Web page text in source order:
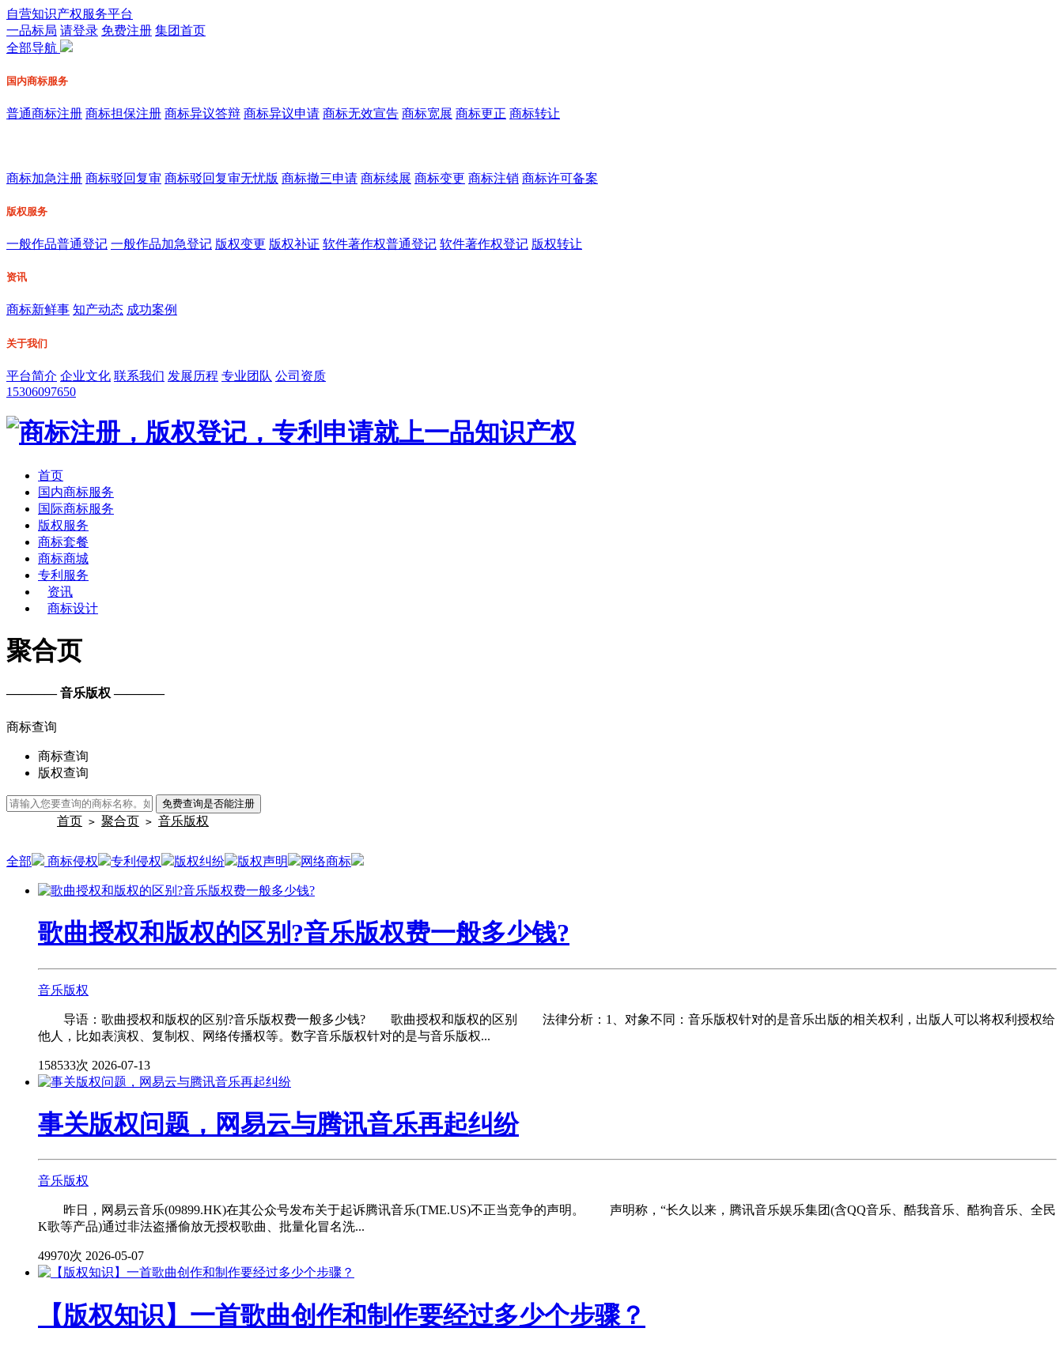
自营知识产权服务平台
一品标局 请登录 免费注册 集团首页
全部导航
国内商标服务
普通商标注册 商标担保注册 商标异议答辩 商标异议申请 商标无效宣告 商标宽展 商标更正 商标转让
商标加急注册 商标驳回复审 商标驳回复审无忧版 商标撤三申请 商标续展 商标变更 商标注销 商标许可备案
版权服务
一般作品普通登记 一般作品加急登记 版权变更 版权补证 软件著作权普通登记 软件著作权登记 版权转让
资讯
商标新鲜事 知产动态 成功案例
关于我们
平台简介 企业文化 联系我们 发展历程 专业团队 公司资质
15306097650
首页
国内商标服务
国际商标服务
版权服务
商标套餐
商标商城
专利服务
资讯
商标设计
聚合页
———— 音乐版权 ————
商标查询
商标查询
版权查询
免费查询是否能注册
首页 > 聚合页 > 音乐版权
全部 商标侵权 专利侵权 版权纠纷 版权声明 网络商标
歌曲授权和版权的区别?音乐版权费一般多少钱?
音乐版权
导语：歌曲授权和版权的区别?音乐版权费一般多少钱? 歌曲授权和版权的区别 法律分析：1、对象不同：音乐版权针对的是音乐出版的相关权利，出版人可以将权利授权给
他人，比如表演权、复制权、网络传播权等。数字音乐版权针对的是与音乐版权...
158533次 2026-07-13
事关版权问题，网易云与腾讯音乐再起纠纷
音乐版权
昨日，网易云音乐(09899.HK)在其公众号发布关于起诉腾讯音乐(TME.US)不正当竞争的声明。 声明称，“长久以来，腾讯音乐娱乐集团(含QQ音乐、酷我音乐、酷狗音乐、全民
K歌等产品)通过非法盗播偷放无授权歌曲、批量化冒名洗...
49970次 2026-05-07
【版权知识】一首歌曲创作和制作要经过多少个步骤？